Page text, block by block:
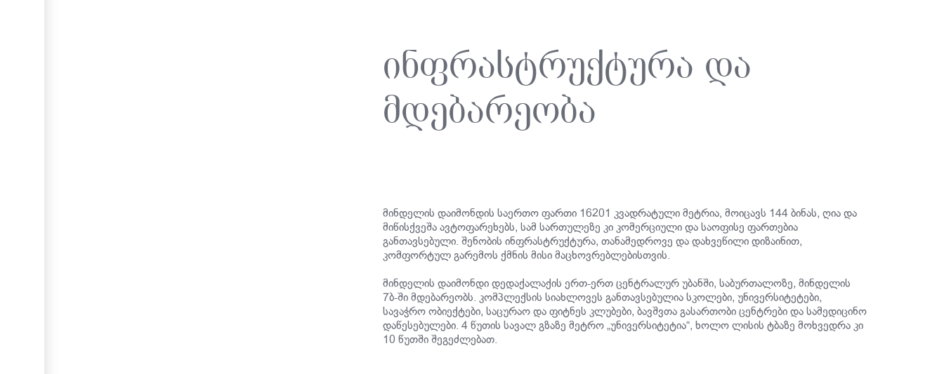
ინფრასტრუქტურა და
მდებარეობა
მინდელის დაიმონდის საერთო ფართი 16201 კვადრატული მეტრია, მოიცავს 144 ბინას, ღია და
მიწისქვეშა ავტოფარეხებს, სამ სართულეზე კი კომერციული და საოფისე ფართებია
განთავსებული. შენობის ინფრასტრუქტურა, თანამედროვე და დახვეწილი დიზაინით,
კომფორტულ გარემოს ქმნის მისი მაცხოვრებლებისთვის.
მინდელის დაიმონდი დედაქალაქის ერთ-ერთ ცენტრალურ უბანში, საბურთალოზე, მინდელის
7ბ-ში მდებარეობს. კომპლექსის სიახლოვეს განთავსებულია სკოლები, უნივერსიტეტები,
სავაჭრო ობიექტები, საცურაო და ფიტნეს კლუბები, ბავშვთა გასართობი ცენტრები და სამედიცინო
დაწესებულები. 4 წუთის სავალ გზაზე მეტრო „უნივერსიტეტია“, ხოლო ლისის ტბაზე მოხვედრა კი
10 წუთში შეგეძლებათ.